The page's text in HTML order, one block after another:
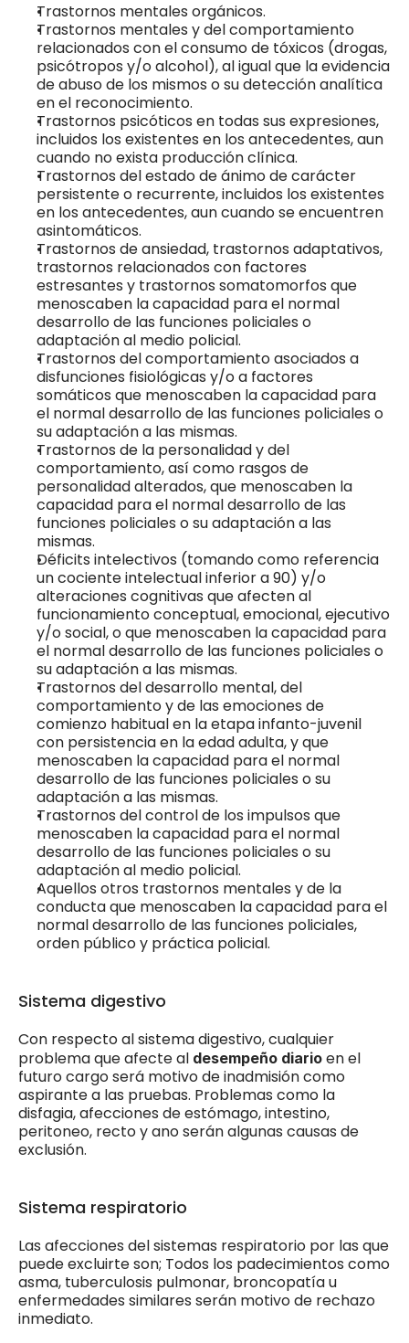
Trastornos mentales orgánicos.
Trastornos mentales y del comportamiento
relacionados con el consumo de tóxicos (drogas,
psicótropos y/o alcohol), al igual que la evidencia
de abuso de los mismos o su detección analítica
en el reconocimiento.
Trastornos psicóticos en todas sus expresiones,
incluidos los existentes en los antecedentes, aun
cuando no exista producción clínica.
Trastornos del estado de ánimo de carácter
persistente o recurrente, incluidos los existentes
en los antecedentes, aun cuando se encuentren
asintomáticos.
Trastornos de ansiedad, trastornos adaptativos,
trastornos relacionados con factores
estresantes y trastornos somatomorfos que
menoscaben la capacidad para el normal
desarrollo de las funciones policiales o
adaptación al medio policial.
Trastornos del comportamiento asociados a
disfunciones fisiológicas y/o a factores
somáticos que menoscaben la capacidad para
el normal desarrollo de las funciones policiales o
su adaptación a las mismas.
Trastornos de la personalidad y del
comportamiento, así como rasgos de
personalidad alterados, que menoscaben la
capacidad para el normal desarrollo de las
funciones policiales o su adaptación a las
mismas.
Déficits intelectivos (tomando como referencia
un cociente intelectual inferior a 90) y/o
alteraciones cognitivas que afecten al
funcionamiento conceptual, emocional, ejecutivo
y/o social, o que menoscaben la capacidad para
el normal desarrollo de las funciones policiales o
su adaptación a las mismas.
Trastornos del desarrollo mental, del
comportamiento y de las emociones de
comienzo habitual en la etapa infanto-juvenil
con persistencia en la edad adulta, y que
menoscaben la capacidad para el normal
desarrollo de las funciones policiales o su
adaptación a las mismas.
Trastornos del control de los impulsos que
menoscaben la capacidad para el normal
desarrollo de las funciones policiales o su
adaptación al medio policial.
Aquellos otros trastornos mentales y de la
conducta que menoscaben la capacidad para el
normal desarrollo de las funciones policiales,
orden público y práctica policial.
Sistema digestivo
Con respecto al sistema digestivo, cualquier
problema que afecte al desempeño diario en el
futuro cargo será motivo de inadmisión como
aspirante a las pruebas. Problemas como la
disfagia, afecciones de estómago, intestino,
peritoneo, recto y ano serán algunas causas de
exclusión.
Sistema respiratorio
Las afecciones del sistemas respiratorio por las que
puede excluirte son; Todos los padecimientos como
asma, tuberculosis pulmonar, broncopatía u
enfermedades similares serán motivo de rechazo
inmediato.